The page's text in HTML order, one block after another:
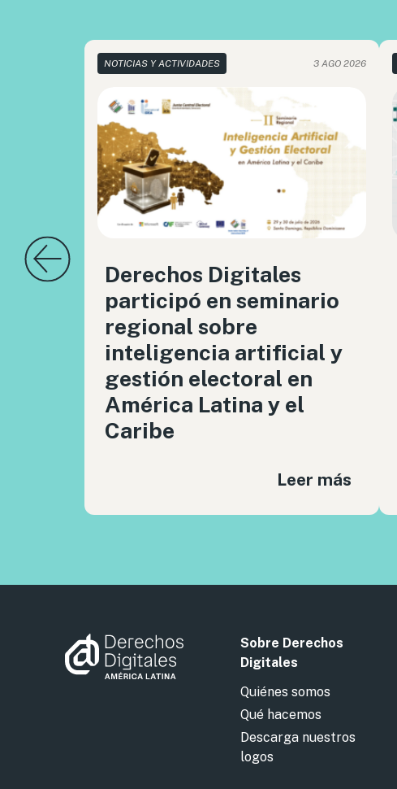
NOTICIAS Y ACTIVIDADES 3 AGO 2026
Derechos Digitales
participó en seminario
regional sobre
inteligencia artificial y
gestión electoral en
América Latina y el
Caribe
Leer más
Sobre Derechos
Digitales
Quiénes somos
Qué hacemos
Descarga nuestros
logos